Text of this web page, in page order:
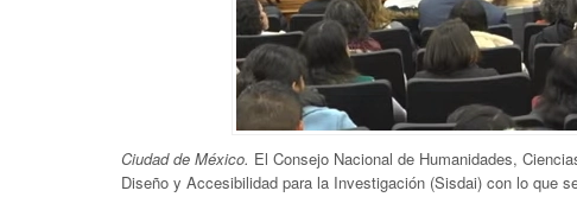
Ciudad de México. El Consejo Nacional de Humanidades,
Diseño y Accesibilidad para la Investigación (Sisdai) con lo que